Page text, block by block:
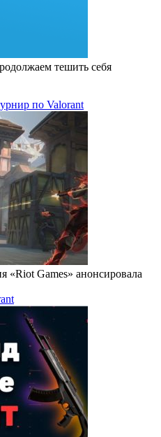
тешить себя
по Valorant
«Riot Games» анонсировала